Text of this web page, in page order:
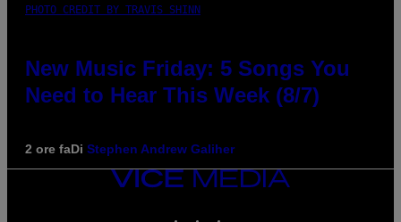
PHOTO CREDIT BY TRAVIS SHINN
New Music Friday: 5 Songs You
Need to Hear This Week (8/7)
2 ore faDi Stephen Andrew Galiher
VICE
MEDIA